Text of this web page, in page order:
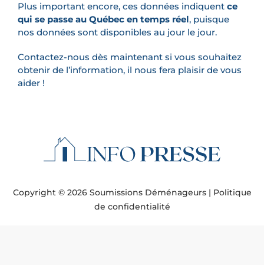
Plus important encore, ces données indiquent ce
qui se passe au Québec en temps réel, puisque
nos données sont disponibles au jour le jour.
Contactez-nous dès maintenant si vous souhaitez
obtenir de l’information, il nous fera plaisir de vous
aider !
Copyright © 2026 Soumissions Déménageurs | Politique
de confidentialité